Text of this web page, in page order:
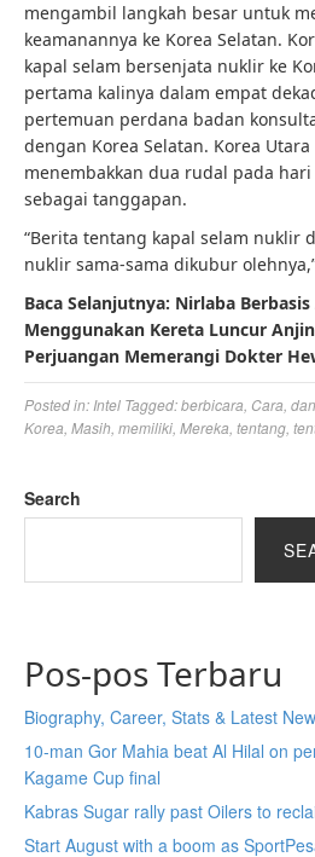
mengambil langkah besar untuk
keamanannya ke Korea Selatan.
kapal selam bersenjata nuklir ke
pertama kalinya dalam empat
pertemuan perdana badan
dengan Korea Selatan. Korea
menembakkan dua rudal pada hari
sebagai tanggapan.
“Berita tentang kapal selam nuklir
nuklir sama-sama dikubur
Baca Selanjutnya: Nirlaba
Menggunakan Kereta Luncur
Perjuangan Memerangi Dokter
Posted in: Intel Tagged:berbicara Cara dan
Korea Masih memiliki Mereka tentang
Search
Pos-pos Terbaru
Biography, Career, Stats & Latest
10-man Gor Mahia beat Al Hilal on
Kagame Cup final
Kabras Sugar rally past Oilers to
Start August with a boom as